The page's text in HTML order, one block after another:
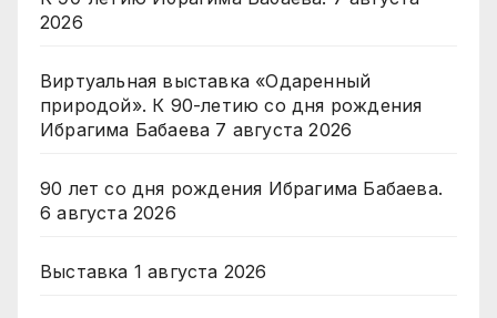
2026
Виртуальная выставка «Одаренный
природой». К 90-летию со дня рождения
Ибрагима Бабаева 7 августа 2026
90 лет со дня рождения Ибрагима Бабаева.
6 августа 2026
Выставка 1 августа 2026